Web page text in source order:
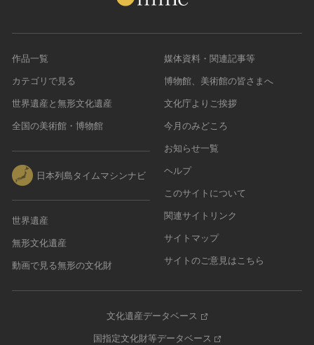
作品一覧
カテゴリで見る
世界遺産と無形文化遺産
全国の美術館・博物館
日本列島タイムマシンナビ
世界遺産
無形文化遺産
動画で見る無形の文化財
媒体資料・関連記事等
博物館、美術館の皆さまへ
文化庁よりご挨拶
今月のみどころ
お知らせ一覧
ヘルプ
このサイトについて
関連サイトリンク
サイトマップ
サイトのご意見はこちら
文化遺産データベース
国指定文化財等データベース